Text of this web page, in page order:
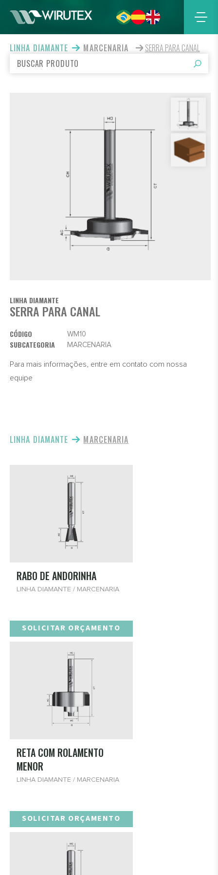
LINHA DIAMANTE MARCENARIA SERRA PARA CANAL
LINHA DIAMANTE
SERRA PARA CANAL
CÓDIGO WM10
SUBCATEGORIA MARCENARIA
Para mais informações, entre em contato com nossa
equipe
LINHA DIAMANTE MARCENARIA
RABO DE ANDORINHA
LINHA DIAMANTE / MARCENARIA
SOLICITAR ORÇAMENTO
RETA COM ROLAMENTO
MENOR
LINHA DIAMANTE / MARCENARIA
SOLICITAR ORÇAMENTO